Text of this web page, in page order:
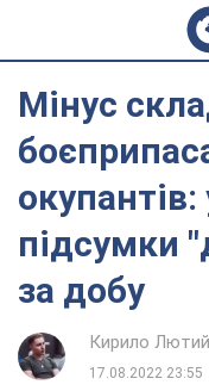
Мінус
підсумки
за добу
Кирило Лютий
17.08.2022 23:55